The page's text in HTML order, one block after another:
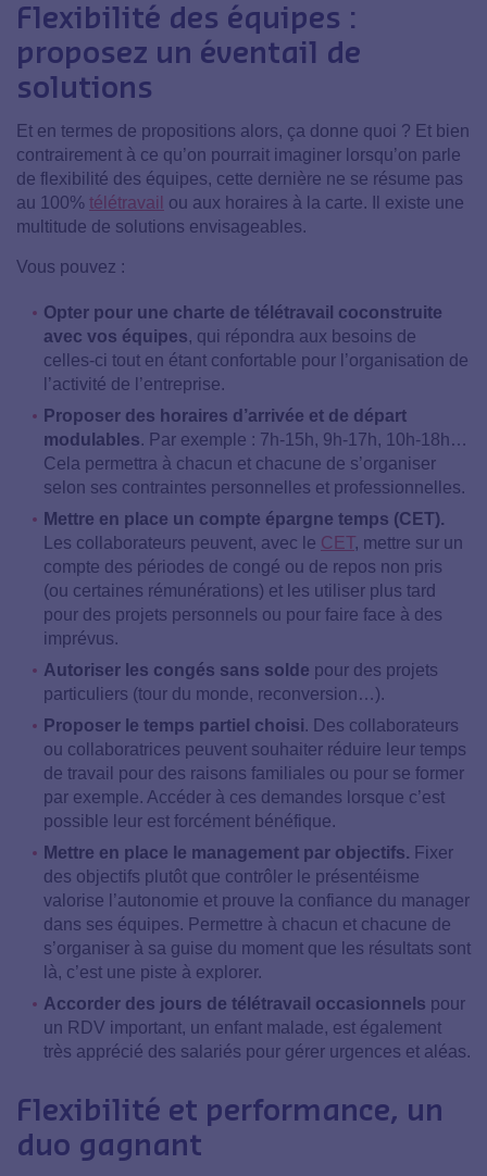
Flexibilité des équipes :
proposez un éventail de
solutions
Et en termes de propositions alors, ça donne quoi ? Et bien
contrairement à ce qu’on pourrait imaginer lorsqu’on parle
de flexibilité des équipes, cette dernière ne se résume pas
au 100% télétravail
ou aux horaires à la carte. Il existe une
multitude de solutions envisageables.
Vous pouvez :
Opter pour une charte de télétravail coconstruite
avec vos équipes, qui répondra aux besoins de
celles-ci tout en étant confortable pour l’organisation de
l’activité de l’entreprise.
Proposer des horaires d’arrivée et de départ
modulables. Par exemple : 7h-15h, 9h-17h, 10h-18h…
Cela permettra à chacun et chacune de s’organiser
selon ses contraintes personnelles et professionnelles.
Mettre en place un compte épargne temps (CET).
Les collaborateurs peuvent, avec le CET, mettre sur un
compte des périodes de congé ou de repos non pris
(ou certaines rémunérations) et les utiliser plus tard
pour des projets personnels ou pour faire face à des
imprévus.
Autoriser les congés sans solde pour des projets
particuliers (tour du monde, reconversion…).
Proposer le temps partiel choisi. Des collaborateurs
ou collaboratrices peuvent souhaiter réduire leur temps
de travail pour des raisons familiales ou pour se former
par exemple. Accéder à ces demandes lorsque c’est
possible leur est forcément bénéfique.
Mettre en place le management par objectifs. Fixer
des objectifs plutôt que contrôler le présentéisme
valorise l’autonomie et prouve la confiance du manager
dans ses équipes. Permettre à chacun et chacune de
s’organiser à sa guise du moment que les résultats sont
là, c’est une piste à explorer.
Accorder des jours de télétravail occasionnels pour
un RDV important, un enfant malade, est également
très apprécié des salariés pour gérer urgences et aléas.
Flexibilité et performance, un
duo gagnant